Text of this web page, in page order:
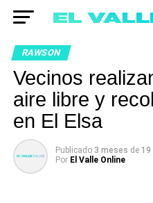
RAWSON
Vecinos
aire libre y
en El Elsa
Publicado 3 meses de 19
Por El Valle Online